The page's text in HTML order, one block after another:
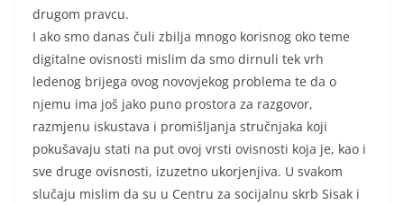
drugom pravcu.
I ako smo danas čuli zbilja mnogo korisnog oko teme
digitalne ovisnosti mislim da smo dirnuli tek vrh
ledenog brijega ovog novovjekog problema te da o
njemu ima još jako puno prostora za razgovor,
razmjenu iskustava i promišljanja stručnjaka koji
pokušavaju stati na put ovoj vrsti ovisnosti koja je, kao i
sve druge ovisnosti, izuzetno ukorjenjiva. U svakom
slučaju mislim da su u Centru za socijalnu skrb Sisak i